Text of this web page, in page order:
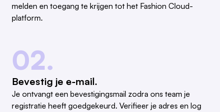
melden en toegang te krijgen tot het Fashion Cloud-
platform.
02.
Bevestig je e-mail.
Je ontvangt een bevestigingsmail zodra ons team je
registratie heeft goedgekeurd. Verifieer je adres en log